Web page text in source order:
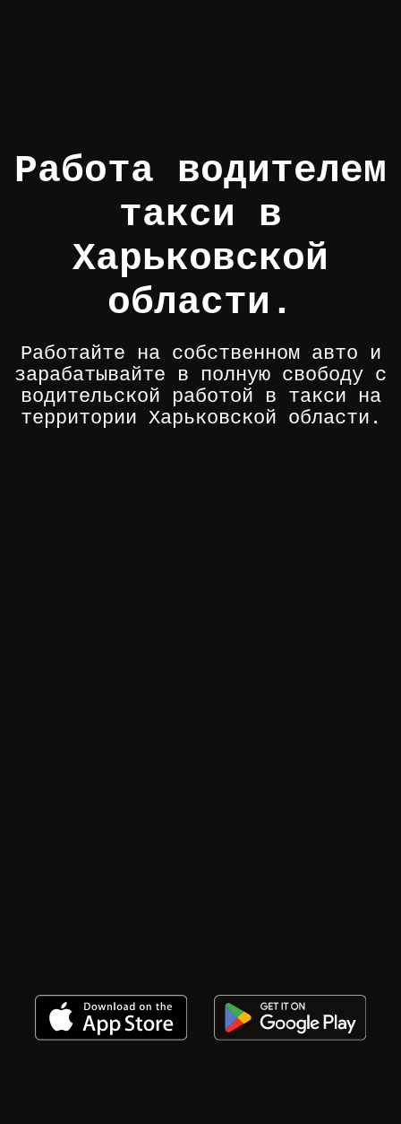
Работа водителем
такси в
Харьковской
области.
Работайте на собственном авто и
зарабатывайте в полную свободу с
водительской работой в такси на
территории Харьковской области.